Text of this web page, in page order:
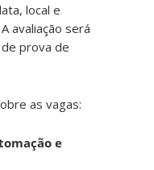
local e
avaliação será
prova de
as vagas:
e